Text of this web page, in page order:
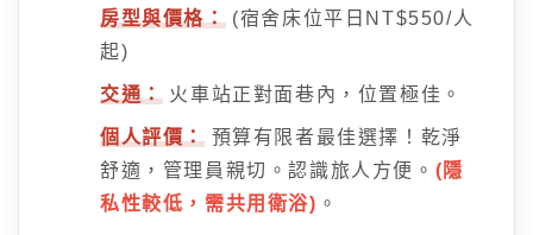
房型與價格：(宿舍床位平日NT$550/人
起)
交通：火車站正對面巷內，位置極佳。
個人評價： 預算有限者最佳選擇！乾淨
舒適，管理員親切。認識旅人方便。 (隱
私性較低，需共用衛浴) 。